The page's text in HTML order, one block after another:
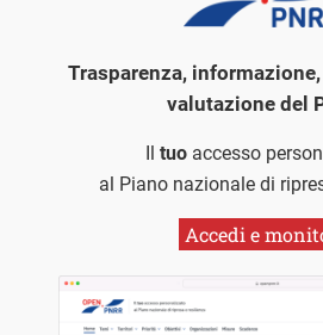
Trasparenza,
valutazione del
Il tuoaccesso
al Piano nazionale di
Accedi e